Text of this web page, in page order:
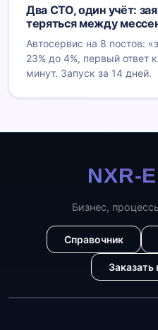
Два СТО, один учёт:
теряться между
Автосервис на 8 постов:
23% до 4%, первый ответ
минут. Запуск за 14 дней.
Бизнес,
Справочник
Заказать